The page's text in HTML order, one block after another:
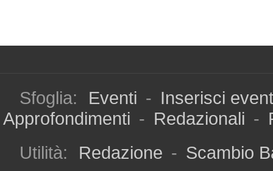
Sfoglia: Eventi - Inserisci
Approfondimenti - Redazionali -
Utilità:
Redazione - Scambio